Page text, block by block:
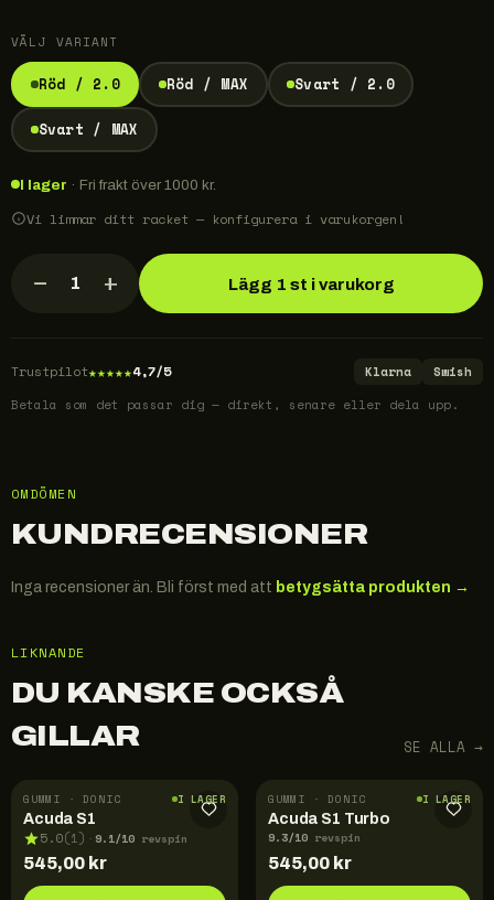
VÄLJ VARIANT
Röd / 2.0 Röd / MAX Svart / 2.0
Svart / MAX
I lager · Fri frakt över 1000 kr.
Vi limmar ditt racket — konfigurera i varukorgen!
− 1 + Lägg 1 st i varukorg
Trustpilot★★★★★4,7/5 Klarna
Swish
Betala som det passar dig — direkt, senare eller dela upp.
OMDÖMEN
KUNDRECENSIONER
Inga recensioner än. Bli först med att betygsätta produkten →
LIKNANDE
DU KANSKE OCKSÅ
GILLAR
SE ALLA →
GUMMI · DONIC I LAGER
Acuda S1
5.0(1) · 9.1/10 revspin
545,00 kr
GUMMI · DONIC I LAGER
Acuda S1 Turbo
9.3/10 revspin
545,00 kr